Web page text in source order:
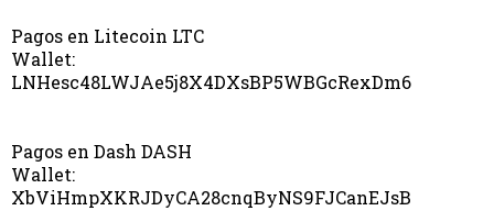
Pagos en Litecoin LTC
Wallet:
LNHesc48LWJAe5j8X4DXsBP5WBGcRexDm6
Pagos en Dash DASH
Wallet:
XbViHmpXKRJDyCA28cnqByNS9FJCanEJsB